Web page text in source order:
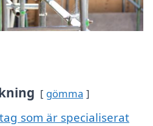
gömma
som är specialiserat